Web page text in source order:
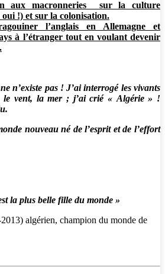
aux macronneries sur la culture
!) et sur la colonisation.
l’anglais en Allemagne et
à l’étranger tout en voulant devenir
n’existe pas ! J’ai interrogé les vivants
le vent, la mer ; j’ai crié « Algérie » !
nouveau né de l’esprit et de l’effort
la plus belle fille du monde »
algérien, champion du monde de